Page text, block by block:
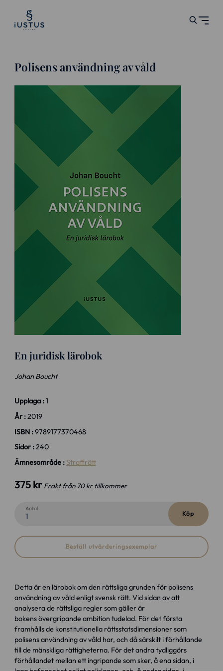
Polisens användning av våld
En juridisk lärobok
Johan Boucht
Upplaga :1
År :2019
ISBN :9789177370468
Sidor :240
Ämnesområde : Straffrätt
375 kr Frakt från 70 kr tillkommer
Antal
Köp
Beställ utvärderingsexemplar
Detta är en lärobok om den rättsliga grunden för polisens
användning av våld enligt svensk rätt. Vid sidan av att
analysera de rättsliga regler som gäller är
bokens övergripande ambition tudelad. För det första
framhålls de konstitutionella rättsstatsdimensioner som
polisens användning av våld har, och då särskilt i förhållande
till de mänskliga rättigheterna. För det andra tydliggörs
förhållandet mellan ett ingripande som sker, å ena sidan, i